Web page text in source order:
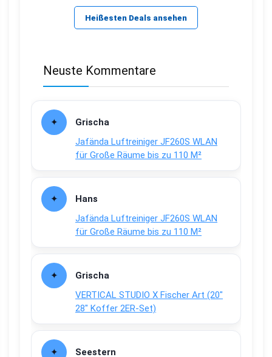
Heißesten Deals ansehen
Neuste Kommentare
Grischa
Jafända Luftreiniger JF260S WLAN
für Große Räume bis zu 110 M²
Hans
Jafända Luftreiniger JF260S WLAN
für Große Räume bis zu 110 M²
Grischa
VERTICAL STUDIO X Fischer Art (20″
28″ Koffer 2ER-Set)
Seestern